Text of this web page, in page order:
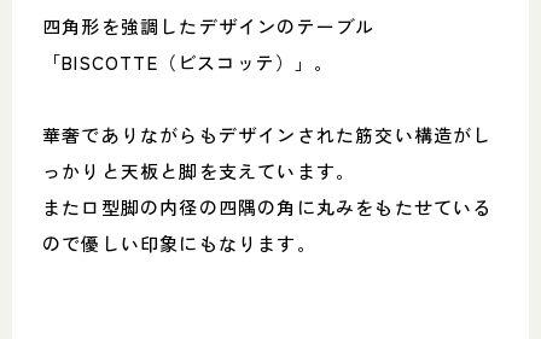
四角形を強調したデザインのテーブル
「BISCOTTE（ビスコッテ）」。
華奢でありながらもデザインされた筋交い構造がし
っかりと天板と脚を支えています。
またロ型脚の内径の四隅の角に丸みをもたせている
ので優しい印象にもなります。